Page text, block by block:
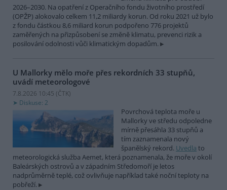
2026–2030. Na opatření z Operačního fondu životního prostředí
(OPŽP) alokovalo celkem 11,2 miliardy korun. Od roku 2021 už bylo
z fondu částkou 8,6 miliard korun podpořeno 776 projektů
zaměřených na přizpůsobení se změně klimatu, prevenci rizik a
posilování odolnosti vůči klimatickým dopadům.
U Mallorky mělo moře přes rekordních 33 stupňů,
uvádí meteorologové
7.8.2026 10:45 (ČTK)
Diskuse: 2
Povrchová teplota moře u
Mallorky ve středu odpoledne
mírně přesáhla 33 stupňů a
tím zaznamenala nový
španělský rekord. Uvedla to
meteorologická služba Aemet, která poznamenala, že moře v okolí
Baleárských ostrovů a v západním Středomoří je letos
nadprůměrně teplé, což ovlivňuje například také noční teploty na
pobřeží.